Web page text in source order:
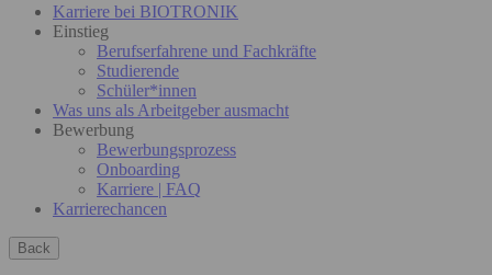
Karriere bei BIOTRONIK
Einstieg
Berufserfahrene und Fachkräfte
Studierende
Schüler*innen
Was uns als Arbeitgeber ausmacht
Bewerbung
Bewerbungsprozess
Onboarding
Karriere | FAQ
Karrierechancen
Back